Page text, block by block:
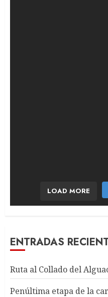
LOAD MORE
ENTRADAS
Ruta al Collado del
Penúltima etapa de la